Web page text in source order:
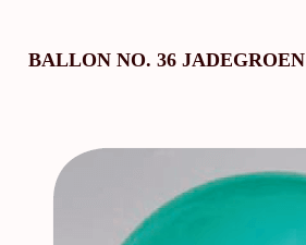
BALLON NO. 36 JADEGROEN